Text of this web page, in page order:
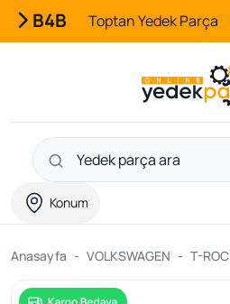
B4B Toptan Yedek Parça
Konum
Anasayfa VOLKSWAGEN T-ROC